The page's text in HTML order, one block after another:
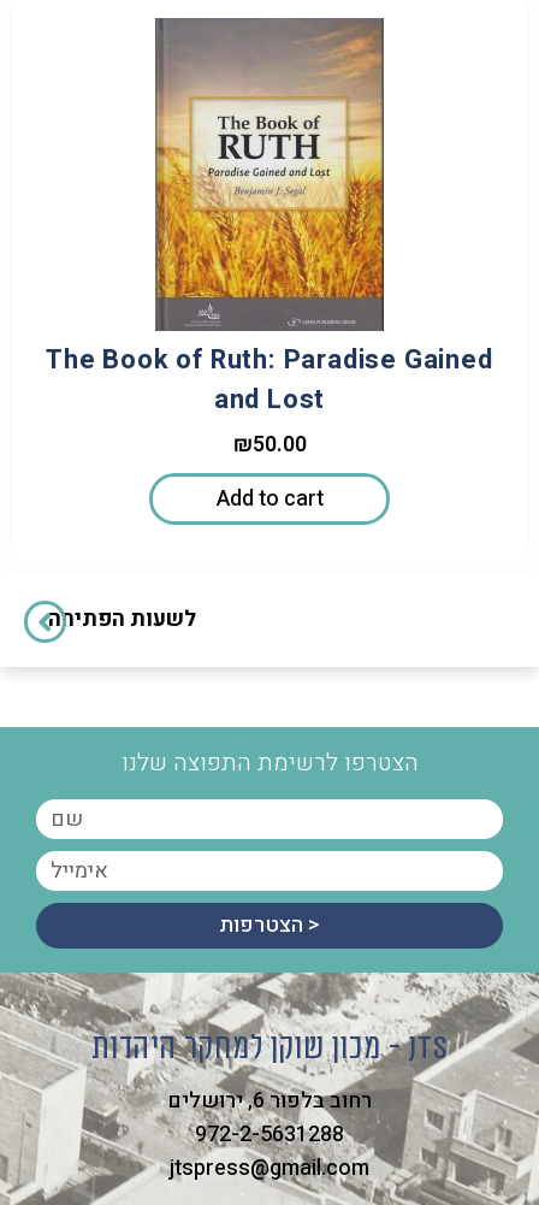
The Book of Ruth: Paradise Gained
and Lost
₪50.00
Add to cart
לשעות הפתיחה
הצטרפו לרשימת התפוצה שלנו
הצטרפות >
מכון שוקן למחקר היהדות - JTS
רחוב בלפור 6, ירושלים
972-2-5631288
jtspress@gmail.com